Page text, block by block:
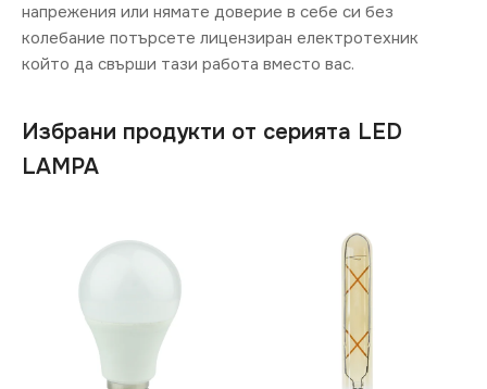
напрежения или нямате доверие в себе си без
колебание потърсете лицензиран електротехник
който да свърши тази работа вместо вас.
Избрани продукти от серията LED
LAMPA